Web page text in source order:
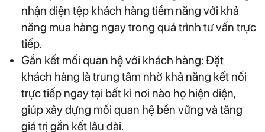
nhận diện tệp khách hàng tiềm năng với khả
năng mua hàng ngay trong quá trình tư vấn trực
tiếp.
Gắn kết mối quan hệ với khách hàng: Đặt
khách hàng là trung tâm nhờ khả năng kết nối
trực tiếp ngay tại bất kì nơi nào họ hiện diện,
giúp xây dựng mối quan hệ bền vững và tăng
giá trị gắn kết lâu dài.